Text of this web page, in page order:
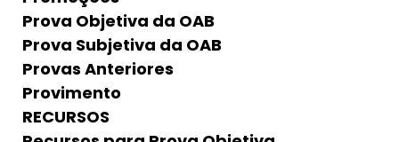
Prova Objetiva da OAB
Prova Subjetiva da OAB
Provas Anteriores
Provimento
RECURSOS